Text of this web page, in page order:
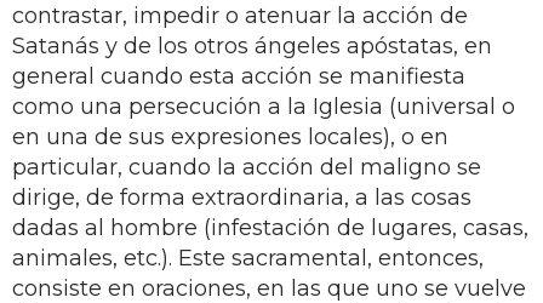
contrastar, impedir o atenuar la acción de
Satanás y de los otros ángeles apóstatas, en
general cuando esta acción se manifiesta
como una persecución a la Iglesia (universal o
en una de sus expresiones locales), o en
particular, cuando la acción del maligno se
dirige, de forma extraordinaria, a las cosas
dadas al hombre (infestación de lugares, casas,
animales, etc.). Este sacramental, entonces,
consiste en oraciones, en las que uno se vuelve